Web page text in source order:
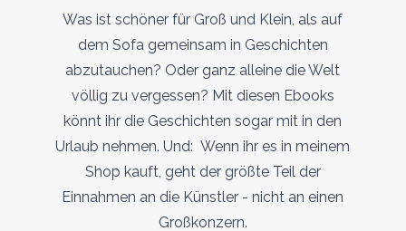
Was ist schöner für Groß und Klein, als auf
dem Sofa gemeinsam in Geschichten
abzutauchen? Oder ganz alleine die Welt
völlig zu vergessen? Mit diesen Ebooks
könnt ihr die Geschichten sogar mit in den
Urlaub nehmen. Und: Wenn ihr es in meinem
Shop kauft, geht der größte Teil der
Einnahmen an die Künstler - nicht an einen
Großkonzern.